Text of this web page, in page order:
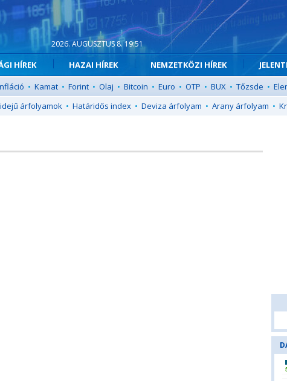
2026. AUGUSZTUS 8. 19:51
HÍREK HAZAI HÍREK NEMZETKÖZI HÍREK
• Kamat • Forint • Olaj • Bitcoin • Euro • OTP • BUX • Tőzsde •
árfolyamok • Határidős index • Deviza árfolyam • Arany árfolyam •